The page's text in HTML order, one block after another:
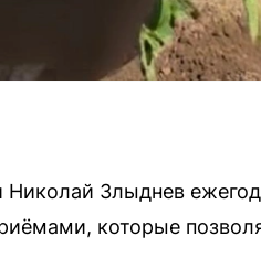
Николай Злыднев
которые